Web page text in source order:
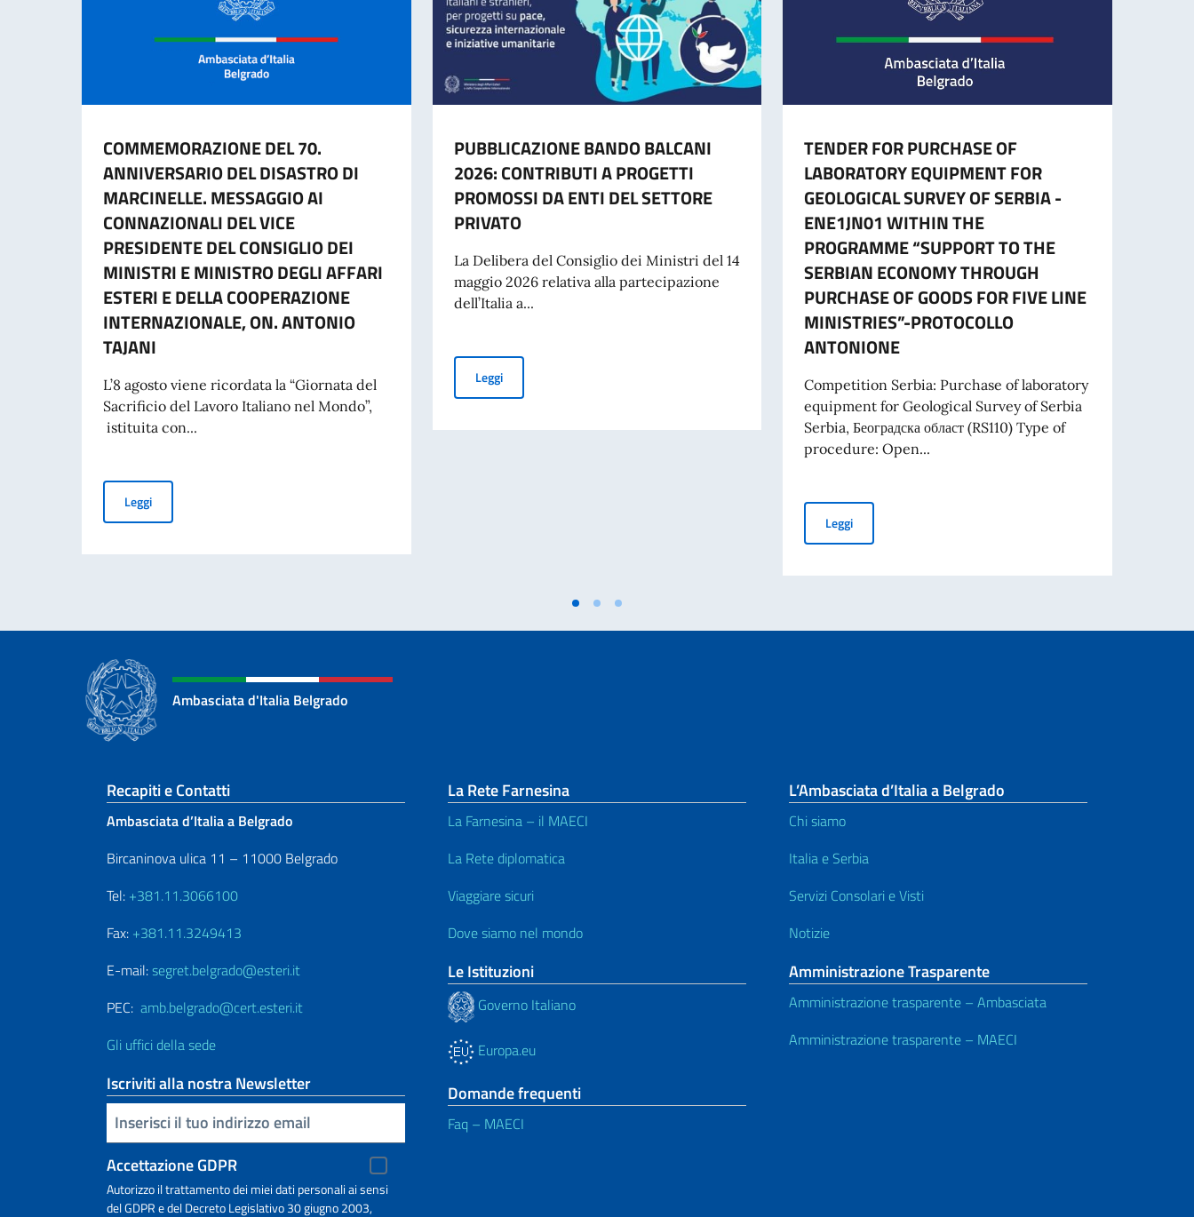
COMMEMORAZIONE DEL 70.
ANNIVERSARIO DEL DISASTRO DI
MARCINELLE. MESSAGGIO AI
CONNAZIONALI DEL VICE
PRESIDENTE DEL CONSIGLIO DEI
MINISTRI E MINISTRO DEGLI AFFARI
ESTERI E DELLA COOPERAZIONE
INTERNAZIONALE, ON. ANTONIO
TAJANI
L’8 agosto viene ricordata la “Giornata del
Sacrificio del Lavoro Italiano nel Mondo”,
istituita con...
LeggiCOMMEMORAZIONE DEL 70. ANNIVERSARIO DEL DISASTRO DI MARCINELLE. MESSAGGIO AI CONNAZIONALI DEL VICE PRESIDENTE DEL CONSIGLIO DEI MINISTRI E MINISTRO DEGLI AFFARI
PUBBLICAZIONE BANDO BALCANI
2026: CONTRIBUTI A PROGETTI
PROMOSSI DA ENTI DEL SETTORE
PRIVATO
La Delibera del Consiglio dei Ministri del 14
maggio 2026 relativa alla partecipazione
dell’Italia a...
LeggiPUBBLICAZIONE BANDO BALCANI 2026: CONTRIBUTI A PROGETTI PROMOSSI DA ENTI DEL SETTORE PRIVATO
TENDER FOR PURCHASE OF
LABORATORY EQUIPMENT FOR
GEOLOGICAL SURVEY OF SERBIA -
ENE1JN01 WITHIN THE
PROGRAMME “SUPPORT TO THE
SERBIAN ECONOMY THROUGH
PURCHASE OF GOODS FOR FIVE LINE
MINISTRIES”-PROTOCOLLO
ANTONIONE
Competition Serbia: Purchase of laboratory
equipment for Geological Survey of Serbia
Serbia, Београдска област (RS110) Type of
procedure: Open...
LeggiTENDER FOR PURCHASE OF LABORATORY EQUIPMENT FOR
Ambasciata d'Italia Belgrado
Sezione footer
Recapiti e Contatti
Ambasciata d’Italia a Belgrado
Bircaninova ulica 11 – 11000 Belgrado
Tel: +381.11.3066100
Fax: +381.11.3249413
E-mail:segret.belgrado@esteri.it
PEC: amb.belgrado@cert.esteri.it
Gli uffici della sede
Iscriviti alla nostra Newsletter
Inserisci la tua email
Accettazione GDPR
Autorizzo il trattamento dei miei dati personali ai sensi
del GDPR e del Decreto Legislativo 30 giugno 2003,
La Rete Farnesina
La Farnesina – il MAECI
La Rete diplomatica
Viaggiare sicuri
Dove siamo nel mondo
Le Istituzioni
Governo Italiano
Europa.eu
Domande frequenti
Faq – MAECI
L’Ambasciata d’Italia a Belgrado
Chi siamo
Italia e Serbia
Servizi Consolari e Visti
Notizie
Amministrazione Trasparente
Amministrazione trasparente – Ambasciata
Amministrazione trasparente – MAECI